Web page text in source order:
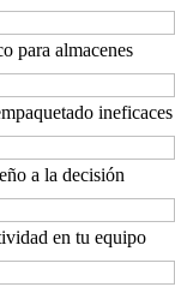
para almacenes
ineficaces
a la decisión
en tu equipo